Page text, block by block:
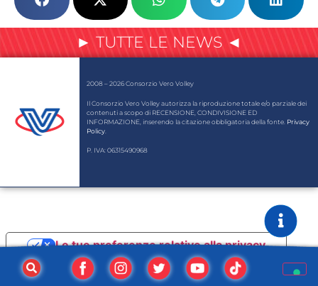
► TUTTE LE NEWS ◄
2008 – 2026 Consorzio Vero Volley
Il Consorzio Vero Volley autorizza la riproduzione totale e/o parziale dei
contenuti a scopo di RECENSIONE, CONDIVISIONE ED
INFORMAZIONE, inserendo la citazione obbligatoria della fonte. Privacy
Policy
P. IVA: 06315490968
Informativa sulla raccolta
Le tue preferenze relative alla privacy